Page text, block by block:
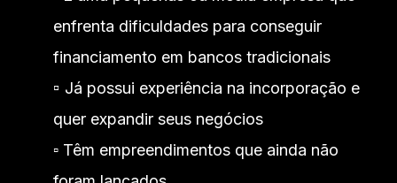
enfrenta dificuldades para conseguir
financiamento em bancos tradicionais
▫️ Já possui experiência na incorporação e
quer expandir seus negócios
▫️ Têm empreendimentos que ainda não